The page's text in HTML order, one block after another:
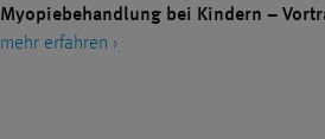
Myopiebehandlung bei Kindern –
mehr erfahren ›